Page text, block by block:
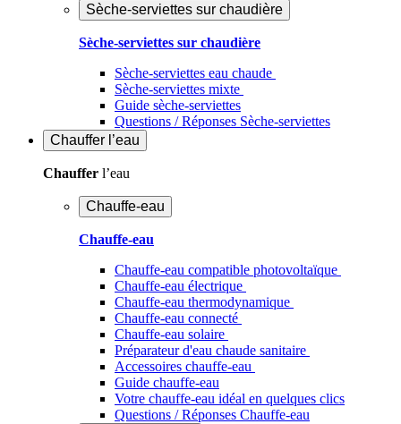
Sèche-serviettes sur chaudière
Sèche-serviettes sur chaudière
Sèche-serviettes eau chaude
Sèche-serviettes mixte
Guide sèche-serviettes
Questions / Réponses Sèche-serviettes
Chauffer l’eau
Chauffer l’eau
Chauffe-eau
Chauffe-eau
Chauffe-eau compatible photovoltaïque
Chauffe-eau électrique
Chauffe-eau thermodynamique
Chauffe-eau connecté
Chauffe-eau solaire
Préparateur d'eau chaude sanitaire
Accessoires chauffe-eau
Guide chauffe-eau
Votre chauffe-eau idéal en quelques clics
Questions / Réponses Chauffe-eau